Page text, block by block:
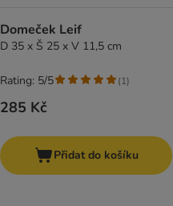
Domeček Leif
D 35 x Š 25 x V 11,5 cm
285 Kč
Rating: 5/5 (1)
Přidat do košíku